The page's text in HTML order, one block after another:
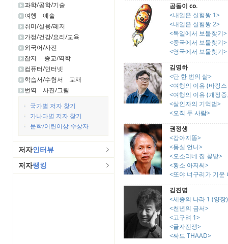
과학/공학/기술
여행
예술
취미/실용/레저
가정/건강/요리/교육
외국어/사전
잡지
종교/역학
컴퓨터/인터넷
학습서/수험서
교재
번역
사진/그림
국가별 저자 찾기
가나다별 저자 찾기
문학/어린이상 수상자
저자인터뷰
저자랭킹
곰돌이 co.
<내일은 실험왕 1>
<내일은 실험왕 2>
<독일에서 보물찾기>
<중국에서 보물찾기>
<영국에서 보물찾기>
김영하
<단 한 번의 삶>
<여행의 이유 (바캉
<여행의 이유 (개정
<살인자의 기억법>
<오직 두 사람>
권정생
<강아지똥>
<몽실 언니>
<오소리네 집 꽃밭>
<황소 아저씨>
<또야 너구리가 기운
김진명
<세종의 나라 1 (양장
<천년의 금서>
<고구려 1>
<글자전쟁>
<싸드 THAAD>